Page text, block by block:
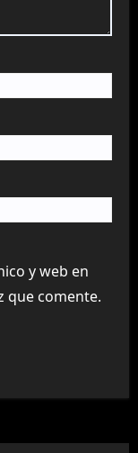
y web en
que comente.